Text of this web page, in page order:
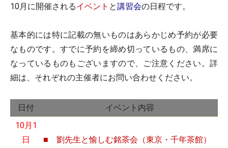
10月に開催されるイベント と講習会の日程です。
基本的には特に記載の無いものはあらかじめ予約が必要
なものです。すでに予約を締め切っているもの、満席に
なっているものもございますので、ご注意ください。詳
細は、それぞれの主催者にお問い合わせください。
日付
イベント内容
10月1
日
■ 劉先生と愉しむ銘茶会（東京・千年茶館）